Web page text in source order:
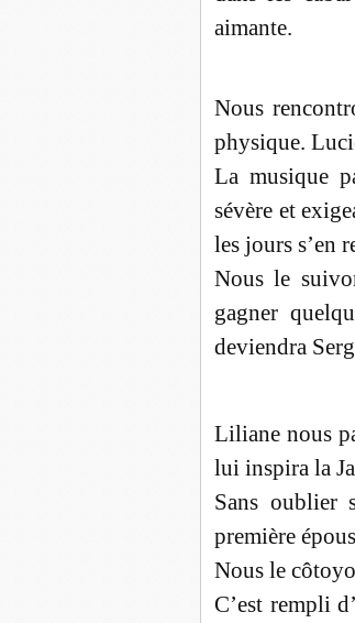
aimante.
Nous
physique.
La musique
sévère et
les jours s’en
Nous le
gagner
deviendra
Liliane nous
lui inspira la
Sans oublier
première
Nous le
C’est rempli